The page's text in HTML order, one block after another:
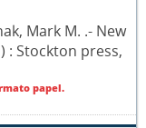
Mark M. .- New
: Stockton press,
papel.